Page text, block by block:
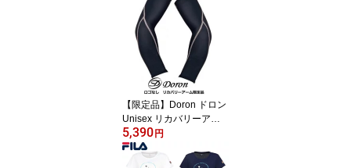
【限定品】Doron ドロン
Unisex リカバリーアー
ム ロゴ無し (ハードタイ
プ生地) D5010 D5011 D
5012 D5013 黒 ブラック
5,390円